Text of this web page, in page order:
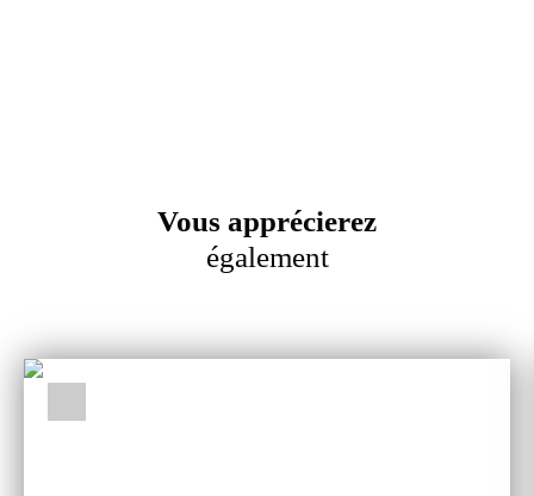
Vous apprécierez
également